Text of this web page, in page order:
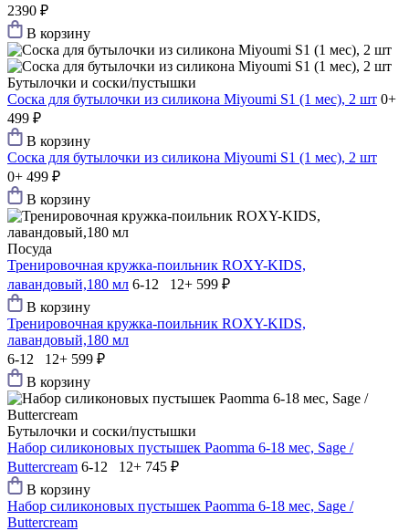
2390 ₽
В корзину
Бутылочки и соски/пустышки
Соска для бутылочки из силикона Мiyoumi S1 (1 мес), 2 шт 0+
499 ₽
В корзину
Соска для бутылочки из силикона Мiyoumi S1 (1 мес), 2 шт
0+ 499 ₽
В корзину
Посуда
Тренировочная кружка-поильник ROXY-KIDS,
лавандовый,180 мл 6-12 12+ 599 ₽
В корзину
Тренировочная кружка-поильник ROXY-KIDS,
лавандовый,180 мл
6-12 12+ 599 ₽
В корзину
Бутылочки и соски/пустышки
Набор силиконовых пустышек Paomma 6-18 мес, Sage /
Buttercream 6-12 12+ 745 ₽
В корзину
Набор силиконовых пустышек Paomma 6-18 мес, Sage /
Buttercream